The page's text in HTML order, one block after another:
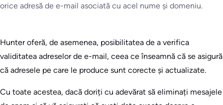
orice adresă de e-mail asociată cu acel nume și domeniu.
Hunter oferă, de asemenea, posibilitatea de a verifica
validitatea adreselor de e-mail, ceea ce înseamnă că se asigură
că adresele pe care le produce sunt corecte și actualizate.
Cu toate acestea, dacă doriți cu adevărat să eliminați mesajele